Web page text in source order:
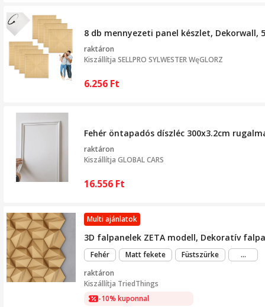
8 db mennyezeti panel készlet, Dekorwall,
raktáron
Kiszállítja SELLPRO SYLWESTER WęGLORZ
6.256 Ft
Fehér öntapadós díszléc 300x3.2cm
raktáron
Kiszállítja GLOBAL CARS
16.556 Ft
Multi ajánlatok
3D falpanelek ZETA modell, Dekoratív
Fehér Matt fekete Füstszürke ...még
raktáron
Kiszállítja TriedThings
-10% kuponnal